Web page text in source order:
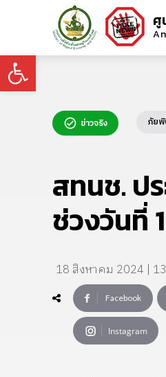
Open toolbar
ศู
ข่าวจริง ภัย
สทนช. ป
ช่วงวันที่
18 สิงหาคม 2024 |
Facebook
Instagram